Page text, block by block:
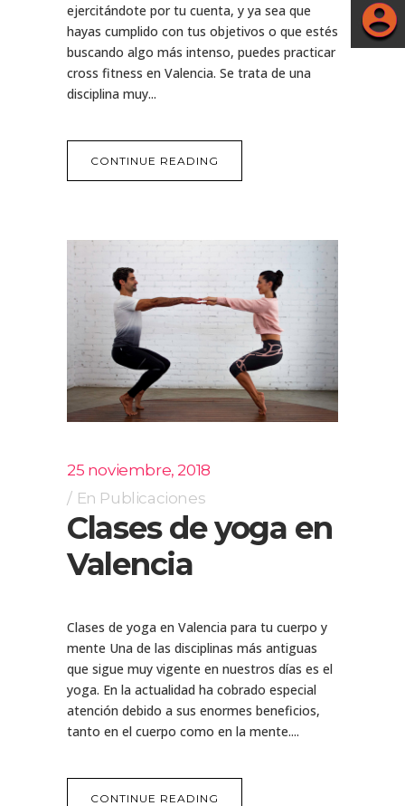
ejercitándote por tu cuenta, y ya sea que
hayas cumplido con tus objetivos o que estés
buscando algo más intenso, puedes practicar
cross fitness en Valencia. Se trata de una
disciplina muy...
CONTINUE READING
25 noviembre, 2018
En Publicaciones
Clases de yoga en
Valencia
Clases de yoga en Valencia para tu cuerpo y
mente Una de las disciplinas más antiguas
que sigue muy vigente en nuestros días es el
yoga. En la actualidad ha cobrado especial
atención debido a sus enormes beneficios,
tanto en el cuerpo como en la mente....
CONTINUE READING